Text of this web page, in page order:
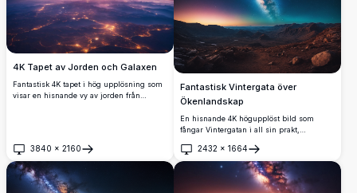
konstverk är idealiskt som skrivbords-
eller mobilbakgrund och för med sig
mystiken från en avlägsen värld till din
skärm.
ultradetaljerade bild visar kosmos skönhet
och orörd naturs lugn, idealisk för
bakgrundsbilder, tryck eller digitala
konstsamlingar.
4K Tapet av Jorden och Galaxen
Fantastisk 4K tapet i hög upplösning som
visar en hisnande vy av jorden från
rymdentusiaster.
3840 × 2160
Öppna
Fantastisk Vintergata över
Ökenlandskap
En hisnande 4K högupplöst bild som
fångar Vintergatan i all sin prakt,
ovanför ett robust ökenlandskap.
Solnedgångens livfulla färger smälter
samman med nattens djupa blå, och
belyser den steniga terrängen och
2432 × 1664
Öppna